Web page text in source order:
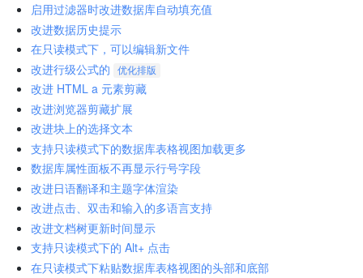
启用过滤器时改进数据库自动填充值
改进数据历史提示
在只读模式下，可以编辑新文件
改进行级公式的
优化排版
改进 HTML a 元素剪藏
改进浏览器剪藏扩展
改进块上的选择文本
支持只读模式下的数据库表格视图加载更多
数据库属性面板不再显示行号字段
改进日语翻译和主题字体渲染
改进点击、双击和输入的多语言支持
改进文档树更新时间显示
支持只读模式下的 Alt+ 点击
在只读模式下粘贴数据库表格视图的头部和底部